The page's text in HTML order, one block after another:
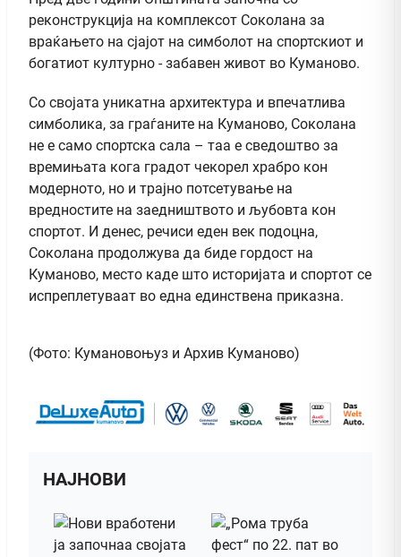
реконструкција на комплексот Соколана за
враќањето на сјајот на симболот на спортскиот и
богатиот културно - забавен живот во Куманово.
Со својата уникатна архитектура и впечатлива
симболика, за граѓаните на Куманово, Соколана
не е само спортска сала – таа е сведоштво за
времињата кога градот чекорел храбро кон
модерното, но и трајно потсетување на
вредностите на заедништвото и љубовта кон
спортот. И денес, речиси еден век подоцна,
Соколана продолжува да биде гордост на
Куманово, место каде што историјата и спортот се
испреплетуваат во една единствена приказна.
(Фото: Кумановоњуз и Архив Куманово)
НАЈНОВИ